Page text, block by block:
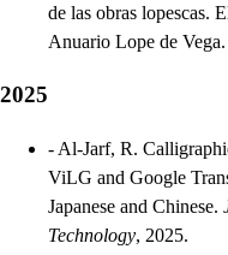
de las obras lopescas.
Anuario Lope de Vega.
2025
- Al-Jarf, R.
ViLG and Google
Japanese and Chinese.
Technology, 2025.